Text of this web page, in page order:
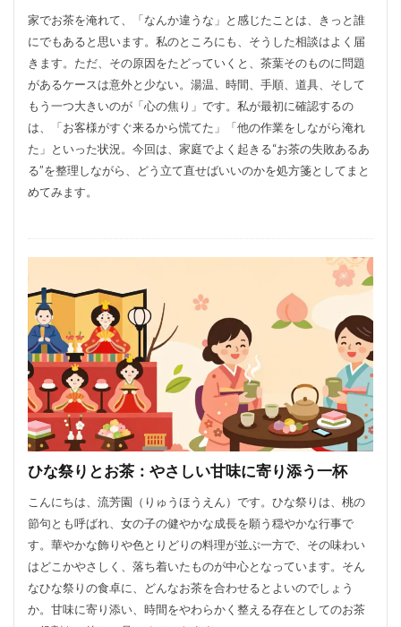
家でお茶を淹れて、「なんか違うな」と感じたことは、きっと誰
にでもあると思います。私のところにも、そうした相談はよく届
きます。ただ、その原因をたどっていくと、茶葉そのものに問題
があるケースは意外と少ない。湯温、時間、手順、道具、そして
もう一つ大きいのが「心の焦り」です。私が最初に確認するの
は、「お客様がすぐ来るから慌てた」「他の作業をしながら淹れ
た」といった状況。今回は、家庭でよく起きる“お茶の失敗あるあ
る”を整理しながら、どう立て直せばいいのかを処方箋としてまと
めてみます。
ひな祭りとお茶：やさしい甘味に寄り添う一杯
こんにちは、流芳園（りゅうほうえん）です。ひな祭りは、桃の
節句とも呼ばれ、女の子の健やかな成長を願う穏やかな行事で
す。華やかな飾りや色とりどりの料理が並ぶ一方で、その味わい
はどこかやさしく、落ち着いたものが中心となっています。そん
なひな祭りの食卓に、どんなお茶を合わせるとよいのでしょう
か。甘味に寄り添い、時間をやわらかく整える存在としてのお茶